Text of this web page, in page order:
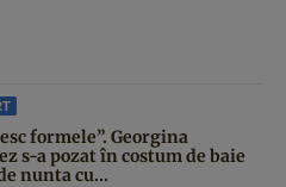
formele”. Georgina
s-a pozat în costum de baie
nunta cu...